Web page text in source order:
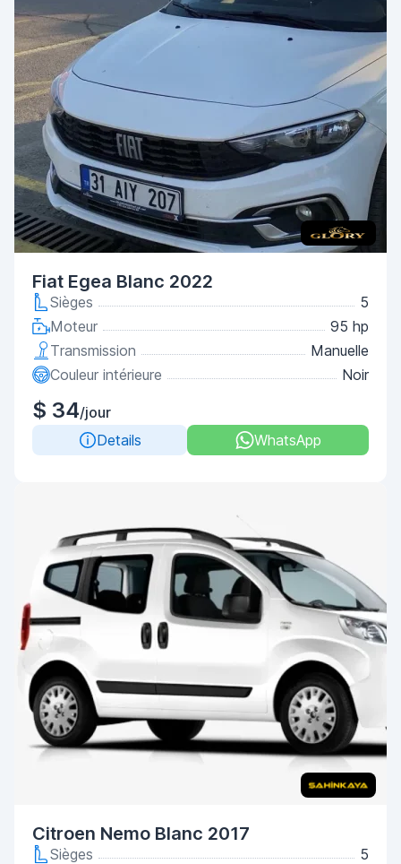
Fiat Egea Blanc 2022
Sièges
5
Moteur
95 hp
Transmission
Manuelle
Couleur intérieure
Noir
$ 34/jour
Details
WhatsApp
Citroen Nemo Blanc 2017
Sièges
5